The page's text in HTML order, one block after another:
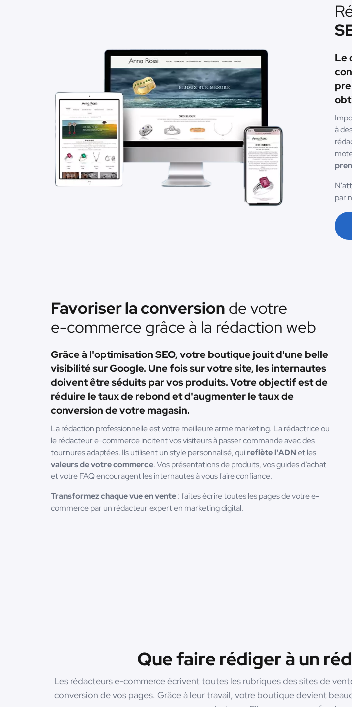
Le
à des
par
Favoriser la conversion de votre
e-commerce grâce à la rédaction web
Grâce à l'optimisation SEO, votre boutique jouit d'une belle
visibilité sur Google. Une fois sur votre site, les internautes
doivent être séduits par vos produits. Votre objectif est de
réduire le taux de rebond et d'augmenter le taux de
conversion de votre magasin.
La rédaction professionnelle est votre meilleure arme marketing. La rédactrice ou
le rédacteur e-commerce incitent vos visiteurs à passer commande avec des
tournures adaptées. Ils utilisent un style personnalisé, quireflète l'ADNet les
valeurs de votre commerce. Vos présentations de produits, vos guides d’achat
et votre FAQ encouragent les internautes à vous faire confiance.
Transformez chaque vue en vente: faites écrire toutes les pages de votre e-
commerce par un rédacteur expert en marketing digital.
Que faire rédiger à un
Les rédacteurs e-commerce écrivent toutes les rubriques des sites de
conversion de vos pages. Grâce à leur travail, votre boutique devient